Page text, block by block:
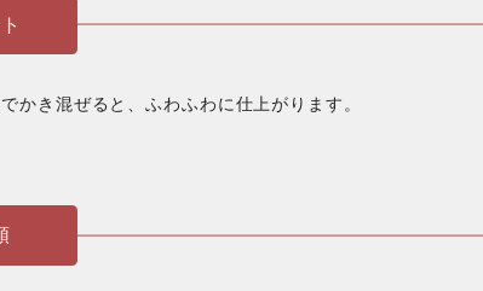
かき混ぜると、ふわふわに仕上がります。